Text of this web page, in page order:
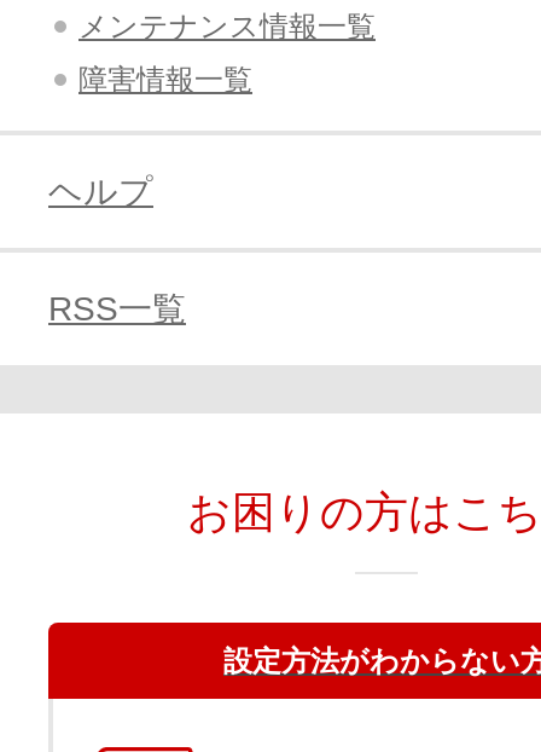
メンテナンス情報一覧
障害情報一覧
ヘルプ
RSS一覧
お困りの方はこ
設定方法がわからない